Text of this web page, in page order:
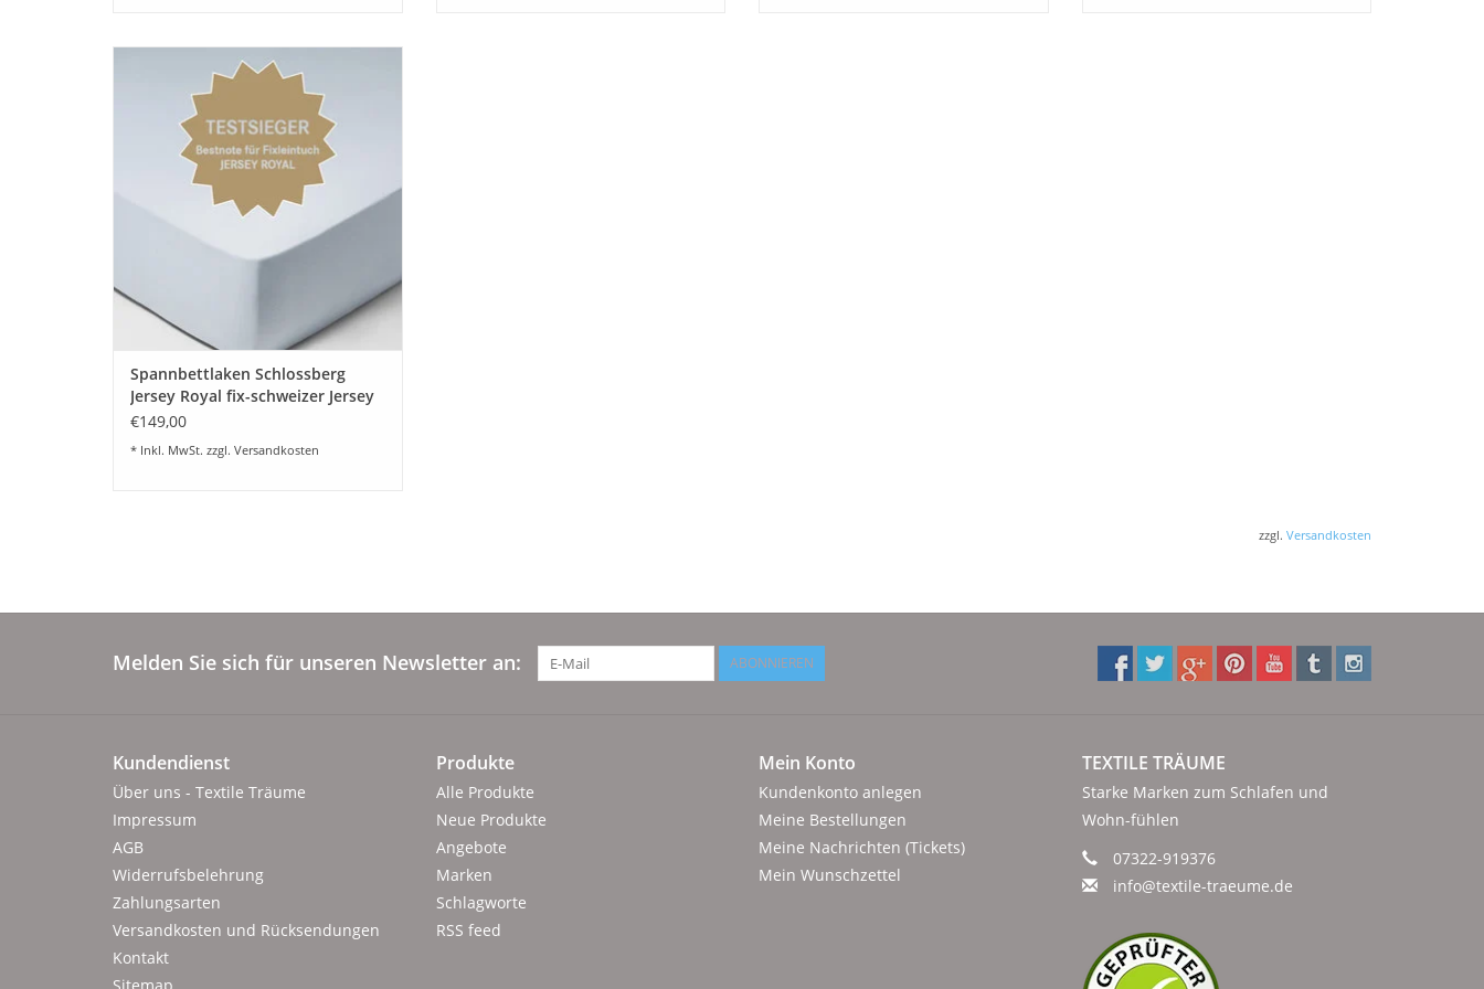
Hochwertige Baumwoll Feinjersey Uni
Spannbettlaken von Schlossberg. Diese
Jersey Qualität ist in vielen schönen
Wunschfarben lieferbar. Auch
Sondergrößen / Sondermacharten nach
Kundenwunsch.
ZUM WARENKORB HINZUFÜGEN
Spannbettlaken Schlossberg
Jersey Royal fix-schweizer Jersey
€149,00
* Inkl. MwSt. zzgl. Versandkosten
zzgl. Versandkosten
Melden Sie sich für unseren Newsletter an: ABONNIEREN
Kundendienst
Über uns - Textile Träume
Impressum
AGB
Widerrufsbelehrung
Zahlungsarten
Versandkosten und Rücksendungen
Kontakt
Produkte
Alle Produkte
Neue Produkte
Angebote
Marken
Schlagworte
RSS feed
Mein Konto
Kundenkonto anlegen
Meine Bestellungen
Meine Nachrichten (Tickets)
Mein Wunschzettel
TEXTILE TRÄUME
Starke Marken zum Schlafen und
Wohn-fühlen
07322-919376
info@textile-traeume.de